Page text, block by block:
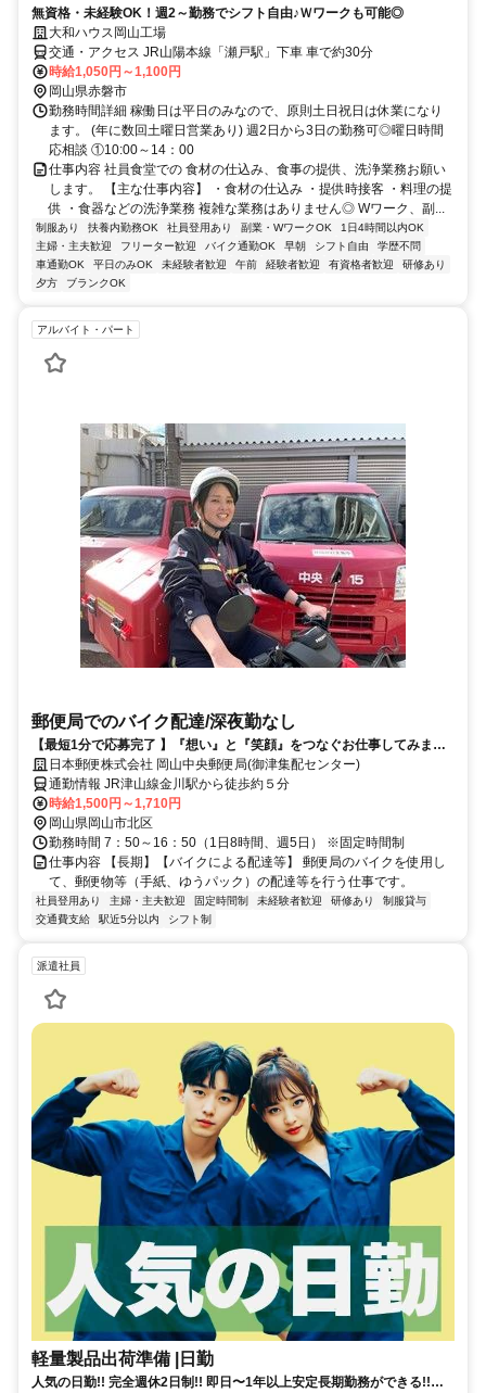
無資格・未経験OK！週2～勤務でシフト自由♪Ｗワークも可能◎
大和ハウス岡山工場
交通・アクセス JR山陽本線「瀬戸駅」下車 車で約30分
時給1,050円～1,100円
岡山県赤磐市
勤務時間詳細 稼働日は平日のみなので、原則土日祝日は休業になり
ます。 (年に数回土曜日営業あり) 週2日から3日の勤務可◎曜日時間
応相談 ①10:00～14：00
仕事内容 社員食堂での 食材の仕込み、食事の提供、洗浄業務お願い
します。 【主な仕事内容】 ・食材の仕込み ・提供時接客 ・料理の提
供 ・食器などの洗浄業務 複雑な業務はありません◎ Wワーク、副...
制服あり 扶養内勤務OK 社員登用あり 副業・WワークOK
1日4時間以内OK
主婦・主夫歓迎
フリーター歓迎 バイク通勤OK 早朝 シフト自由
学歴不問
車通勤OK
平日のみOK 未経験者歓迎 午前 経験者歓迎 有資格者歓迎
研修あり
夕方
ブランクOK
アルバイト・パート
郵便局でのバイク配達/深夜勤なし
【最短1分で応募完了 】『想い』と『笑顔』をつなぐお仕事してみませ
んか？日本郵便株式会社 岡山中央郵便局(御津集配センター)
通勤情報 JR津山線金川駅から徒歩約５分
時給1,500円～1,710円
岡山県岡山市北区
勤務時間 7：50～16：50（1日8時間、週5日） ※固定時間制
仕事内容 【長期】【バイクによる配達等】 郵便局のバイクを使用し
て、郵便物等（手紙、ゆうパック）の配達等を行う仕事です。
社員登用あり 主婦・主夫歓迎 固定時間制 未経験者歓迎 研修あり
制服貸与
交通費支給
駅近5分以内 シフト制
派遣社員
軽量製品出荷準備 |日勤
人気の日勤!! 完全週休2日制!! 即日〜1年以上安定長期勤務ができる!!派